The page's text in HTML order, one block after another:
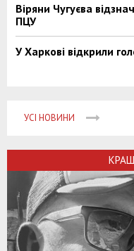
Віряни Чугуєва
ПЦУ
У Харкові відкрили
УСІ НОВИНИ